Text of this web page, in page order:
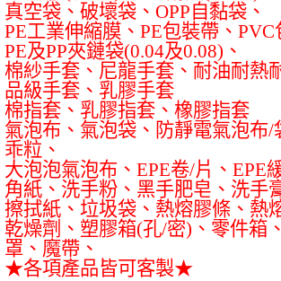
真空袋、破壞袋、 OPP自黏袋、
PE工業伸縮膜、 PE包裝帶、 PVC
PE及PP夾鏈袋(0.04及0.08) 、
棉紗手套、尼龍手套、耐油耐熱
品級手套、乳膠手套
棉指套、乳膠指套、橡膠指套
氣泡布、氣泡袋、防靜電氣泡布/
乖粒、
大泡泡氣泡布、 EPE卷/片、 EPE
角紙、洗手粉、黑手肥皂、洗手
擦拭紙、垃圾袋、熱熔膠條、熱
乾燥劑、塑膠箱(孔/密) 、零件箱
罩、魔帶、
★各項產品皆可客製★